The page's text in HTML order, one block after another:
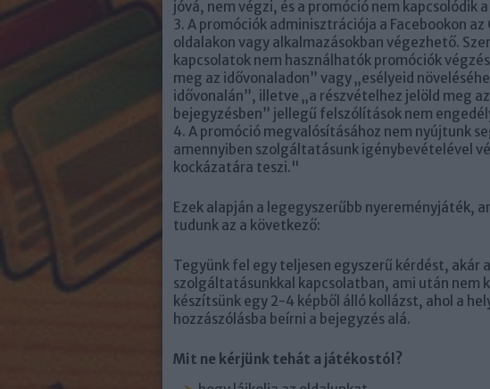
jóvá, nem végzi, és a promóció nem kapcsolódik
3. A promóciók adminisztrációja a Facebookon
oldalakon vagy alkalmazásokban végezhető.
kapcsolatok nem használhatók promóciók
meg az idővonaladon” vagy „esélyeid
idővonalán”, illetve „a részvételhez jelöld meg
bejegyzésben” jellegű felszólítások nem
4. A promóció megvalósításához nem nyújtunk
amennyiben szolgáltatásunk igénybevételével
kockázatára teszi."
Ezek alapján a legegyszerűbb nyereményjáték,
tudunk az a következő:
Tegyünk fel egy teljesen egyszerű kérdést, akár
szolgáltatásunkkal kapcsolatban, ami után nem
készítsünk egy 2-4 képből álló kollázst, ahol a
hozzászólásba beírni a bejegyzés alá.
Mit ne kérjünk tehát a játékostól?